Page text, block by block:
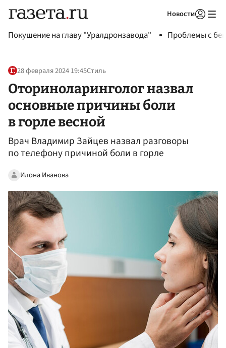
Новости
Покушение на главу "Уралдронзавода" Проблемы с
28 февраля 2024 19:45Стиль
Оториноларинголог назвал
основные причины боли
в горле весной
Врач Владимир Зайцев назвал разговоры
по телефону причиной боли в горле
Илона Иванова